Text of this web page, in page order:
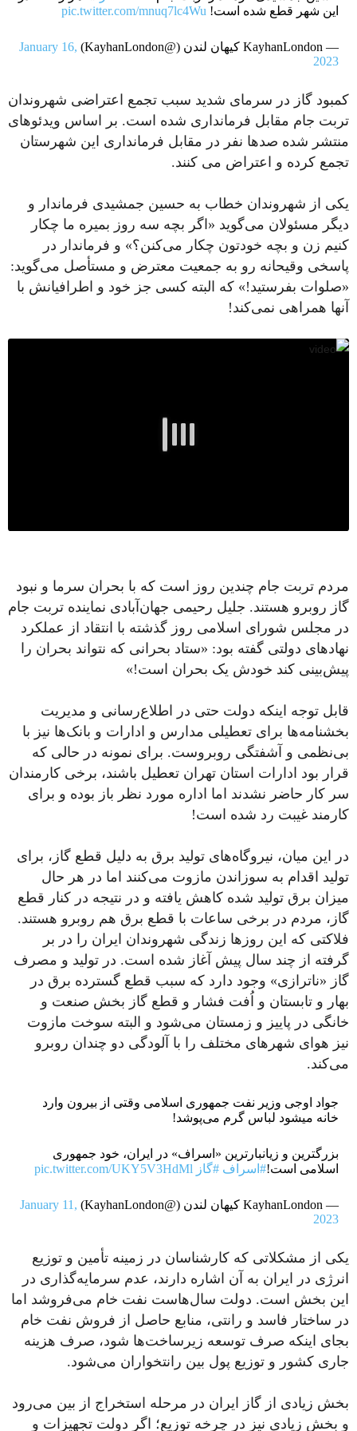
این شهر قطع شده است! pic.twitter.com/mnuq7lc4Wu
— KayhanLondon کیهان لندن (@KayhanLondon)
January 16,
2023
کمبود گاز در سرمای شدید سبب تجمع اعتراضی شهروندان
تربت جام مقابل فرمانداری شده است. بر اساس ویدئوهای
منتشر شده صدها نفر در مقابل فرمانداری این شهرستان
تجمع کرده و اعتراض می کنند.
یکی از شهروندان خطاب به حسین جمشیدی فرماندار و
دیگر مسئولان می‌گوید «اگر بچه سه روز بمیره ما چکار
کنیم زن و بچه خودتون چکار می‌کنن؟» و فرماندار در
پاسخی وقیحانه رو به جمعیت معترض و مستأصل می‌گوید:
«صلوات بفرستید!» که البته کسی جز خود و اطرافیانش با
آنها همراهی نمی‌کند!
مردم تربت جام چندین روز است که با بحران سرما و نبود
گاز روبرو هستند. جلیل رحیمی جهان‌آبادی نماینده تربت جام
در مجلس شورای اسلامی روز گذشته با انتقاد از عملکرد
نهادهای دولتی گفته بود: «‏ستاد بحرانی که نتواند بحران را
پیش‌بینی کند خودش یک بحران است!»
قابل توجه اینکه دولت حتی در اطلاع‌رسانی و مدیریت
بخشنامه‌ها برای تعطیلی مدارس و ادارات و بانک‌ها نیز با
بی‌نظمی و آشفتگی روبروست. برای نمونه در حالی که
قرار بود ادارات استان تهران تعطیل باشند، برخی کارمندان
سر کار حاضر نشدند اما اداره مورد نظر باز بوده و برای
کارمند غیبت رد شده است!
در این میان، نیروگاه‌های تولید برق به دلیل قطع گاز، برای
تولید اقدام به سوزاندن مازوت‌ می‌کنند اما در هر حال
میزان برق تولید شده کاهش یافته و در نتیجه در کنار قطع
گاز، مردم در برخی ساعات با قطع برق هم روبرو هستند.
فلاکتی که این روزها زندگی شهروندان ایران را در بر
گرفته از چند سال پیش آغاز شده است. در تولید و مصرف
گاز «ناترازی» وجود دارد که سبب قطع گسترده برق در
بهار و تابستان و اُفت فشار و قطع گاز بخش صنعت و
خانگی در پاییز و زمستان می‌شود و البته سوخت مازوت
نیز هوای شهرهای مختلف را با آلودگی دو چندان روبرو
می‌کند.
جواد اوجی وزیر نفت جمهوری اسلامی وقتی از بیرون وارد
خانه میشود لباس گرم می‌پوشد!
بزرگترین و زیانبارترین «اسراف» در ایران، خود جمهوری
اسلامی است!#اسراف #گاز pic.twitter.com/UKY5V3HdMl
— KayhanLondon کیهان لندن (@KayhanLondon)
January 11,
2023
یکی از مشکلاتی که کارشناسان در زمینه تأمین و توزیع
انرژی در ایران به آن اشاره دارند، عدم سرمایه‌گذاری در
این بخش است. دولت سال‌هاست نفت خام می‌فروشد اما
در ساختار فاسد و رانتی، منابع حاصل از فروش نفت خام
بجای اینکه صرف توسعه زیرساخت‌ها شود، صرف هزینه
جاری کشور و توزیع پول بین رانتخواران می‌شود.
بخش زیادی از گاز ایران در مرحله استخراج از بین می‌رود
و بخش زیادی نیز در چرخه توزیع؛ اگر دولت تجهیزات و